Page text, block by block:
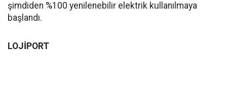
şimdiden %100 yenilenebilir elektrik kullanılmaya
başlandı.
LOJİPORT